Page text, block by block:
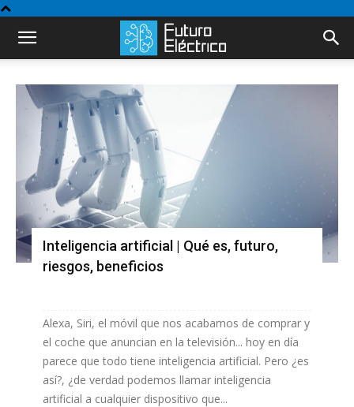
Inteligencia artificial | Qué es, futuro,
riesgos, beneficios
Alexa, Siri, el móvil que nos acabamos de comprar y
el coche que anuncian en la televisión... hoy en día
parece que todo tiene inteligencia artificial. Pero ¿es
así?, ¿de verdad podemos llamar inteligencia
artificial a cualquier dispositivo que...